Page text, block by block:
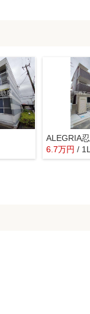
ALEGRIA
6.7万円 /